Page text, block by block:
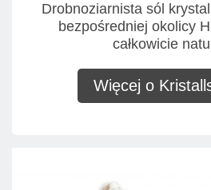
Drobnoziarnista sól
bezpośredniej okolicy
całkowicie
Więcej o